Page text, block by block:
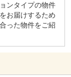
ンタイプの物件
お届けするため
った物件をご紹